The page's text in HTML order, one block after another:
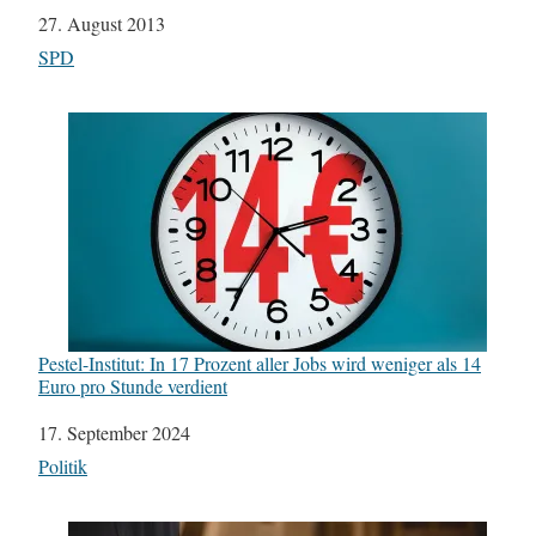
Datum
27. August 2013
In Bezug auf
SPD
Pestel-Institut: In 17 Prozent aller Jobs wird weniger als 14
Euro pro Stunde verdient
Datum
17. September 2024
In Bezug auf
Politik